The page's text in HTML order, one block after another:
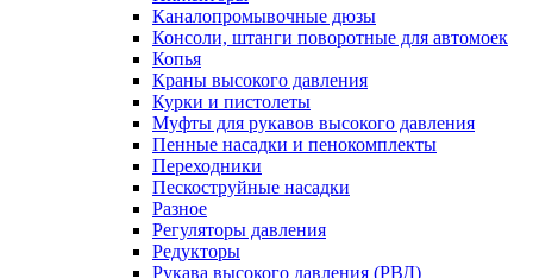
Каналопромывочные дюзы
Консоли, штанги поворотные для автомоек
Копья
Краны высокого давления
Курки и пистолеты
Муфты для рукавов высокого давления
Пенные насадки и пенокомплекты
Переходники
Пескоструйные насадки
Разное
Регуляторы давления
Редукторы
Рукава высокого давления (РВД)